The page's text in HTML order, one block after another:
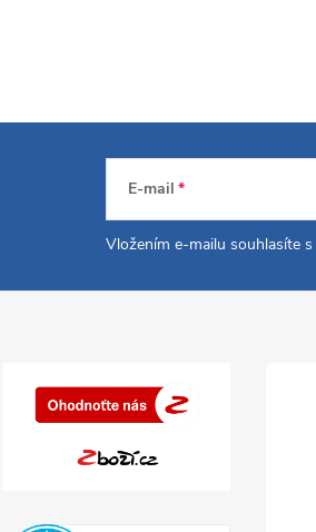
E-mail
Vložením e-mailu souhlasíte s